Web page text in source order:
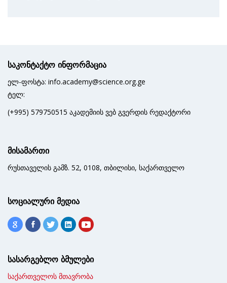
საკონტაქტო ინფორმაცია
ელ-ფოსტა: info.academy@science.org.ge
ტელ:
(+995) 579750515 აკადემიის ვებ გვერდის რედაქტორი
მისამართი
რუსთაველის გამზ. 52, 0108, თბილისი, საქართველო
სოციალური მედია
სასარგებლო ბმულები
საქართველოს მთავრობა